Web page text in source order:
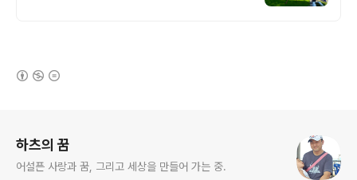
하츠의 꿈
어설픈 사랑과 꿈, 그리고 세상을 만들어 가는 중.